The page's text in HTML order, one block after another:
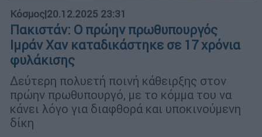
Κόσμος|20.12.2025 23:31
Πακιστάν: Ο πρώην πρωθυπουργός
Ιμράν Χαν καταδικάστηκε σε 17 χρόνια
φυλάκισης
Δεύτερη πολυετή ποινή κάθειρξης στον
πρώην πρωθυπουργό, με το κόμμα του να
κάνει λόγο για διαφθορά και υποκινούμενη
δίκη